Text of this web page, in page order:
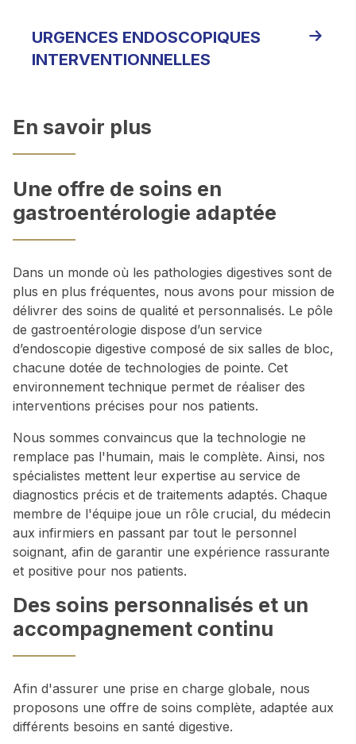
URGENCES ENDOSCOPIQUES
INTERVENTIONNELLES
En savoir plus
Une offre de soins en
gastroentérologie adaptée
Dans un monde où les pathologies digestives sont de
plus en plus fréquentes, nous avons pour mission de
délivrer des soins de qualité et personnalisés. Le pôle
de gastroentérologie dispose d’un service
d’endoscopie digestive composé de six salles de bloc,
chacune dotée de technologies de pointe. Cet
environnement technique permet de réaliser des
interventions précises pour nos patients.
Nous sommes convaincus que la technologie ne
remplace pas l'humain, mais le complète. Ainsi, nos
spécialistes mettent leur expertise au service de
diagnostics précis et de traitements adaptés. Chaque
membre de l'équipe joue un rôle crucial, du médecin
aux infirmiers en passant par tout le personnel
soignant, afin de garantir une expérience rassurante
et positive pour nos patients.
Des soins personnalisés et un
accompagnement continu
Afin d'assurer une prise en charge globale, nous
proposons une offre de soins complète, adaptée aux
différents besoins en santé digestive.